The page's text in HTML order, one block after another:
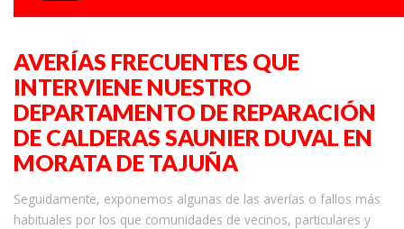
AVERÍAS FRECUENTES QUE
INTERVIENE NUESTRO
DEPARTAMENTO DE REPARACIÓN
DE CALDERAS SAUNIER DUVAL EN
MORATA DE TAJUÑA
Seguidamente, exponemos algunas de las averías o fallos más
habituales por los que comunidades de vecinos, particulares y